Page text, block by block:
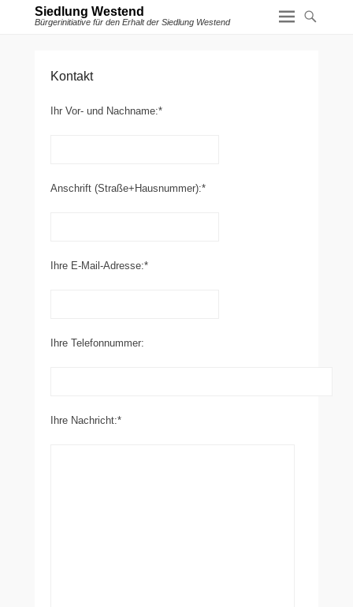
Siedlung Westend
Bürgerinitiative für den Erhalt der Siedlung Westend
Kontakt
Ihr Vor- und Nachname:*
Anschrift (Straße+Hausnummer):*
Ihre E-Mail-Adresse:*
Ihre Telefonnummer:
Ihre Nachricht:*